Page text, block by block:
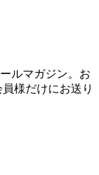
ルマガジン。お
様だけにお送り